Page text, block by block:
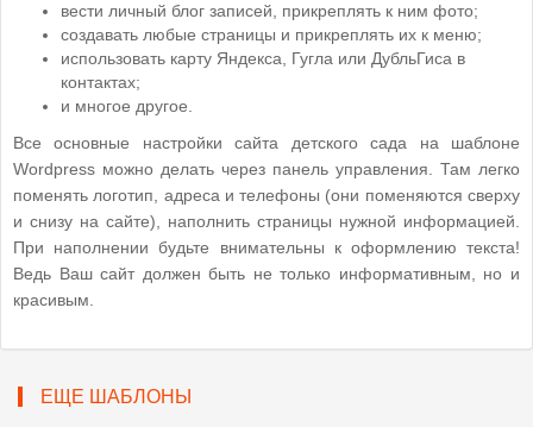
вести личный блог записей, прикреплять к ним фото;
создавать любые страницы и прикреплять их к меню;
использовать карту Яндекса, Гугла или ДубльГиса в
контактах;
и многое другое.
Все основные настройки сайта детского сада на шаблоне
Wordpress можно делать через панель управления. Там легко
поменять логотип, адреса и телефоны (они поменяются сверху
и снизу на сайте), наполнить страницы нужной информацией.
При наполнении будьте внимательны к оформлению текста!
Ведь Ваш сайт должен быть не только информативным, но и
красивым.
ЕЩЕ ШАБЛОНЫ